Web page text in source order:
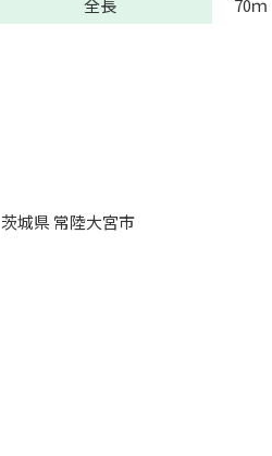
茨城県 常陸大宮市